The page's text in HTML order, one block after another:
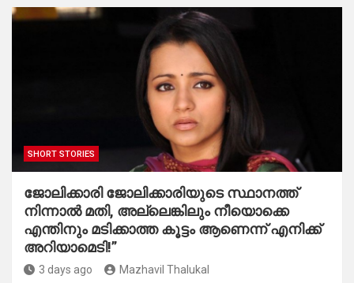
SHORT STORIES
ജോലിക്കാരി ജോലിക്കാരിയുടെ സ്ഥാനത്ത്
നിന്നാൽ മതി, അല്ലെങ്കിലും നീയൊക്കെ
എന്തിനും മടിക്കാത്ത കൂട്ടം ആണെന്ന് എനിക്ക്
അറിയാമെടി!”
3 days ago Mazhavil Thalukal